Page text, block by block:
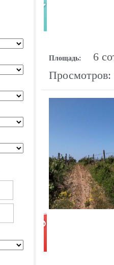
Площадь:
6
Просмотров: